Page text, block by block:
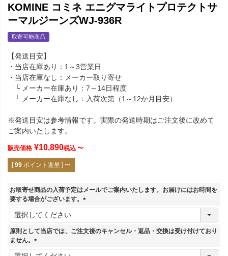
KOMINE コミネ エニグマライトプロテクトサ
ーマルジーンズWJ-936R
取寄可能商品
【発送目安】
・当店在庫あり：1～3営業日
・当店在庫なし：メーカー取り寄せ
└ メーカー在庫あり：7～14日程度
└ メーカー在庫なし：入荷次第（1～12か月目安）
※発送目安は参考情報です。実際の発送時期はご注文後に改めて
ご案内いたします。
販売価格 ¥10,890税込 〜
[ 99 ポイント進呈 ] 〜
お取寄せ商品の入荷予定はメールでご案内いたします。お届けにはお時間を
要する場合がございます。
(
須
原則として当店では、ご注文後のキャンセル・返品・交換は受け付けており
ません。
(